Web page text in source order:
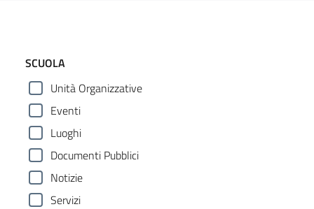
SCUOLA
Unità Organizzative
Eventi
Luoghi
Documenti Pubblici
Notizie
Servizi